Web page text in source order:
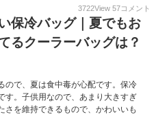
3722View 57コメント
保冷バッグ｜夏でもお
るクーラーバッグは？
ので、夏は食中毒が心配です。保冷
す。子供用なので、あまり大きすぎ
さを維持できるもので、かわいいも